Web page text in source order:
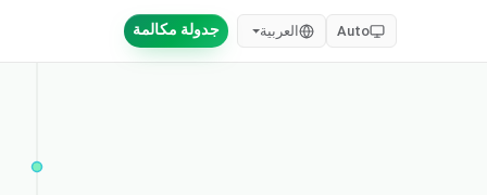
Auto العربية جدولة مكالمة